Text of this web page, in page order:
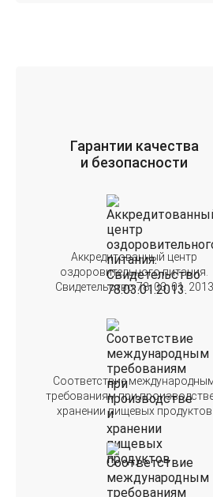
Гарантии качества
и безопасности
Аккредитованный центр
оздоровительного питания.
Свидетельство 78. 03. 01. 2013
Соответствие
требованиям при
хранении пищевых продуктов